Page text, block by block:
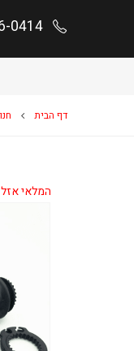
0414
דף הבית
המלאי אזל